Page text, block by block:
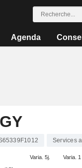
Agenda
Services
Varia. 5j. Varia. 1